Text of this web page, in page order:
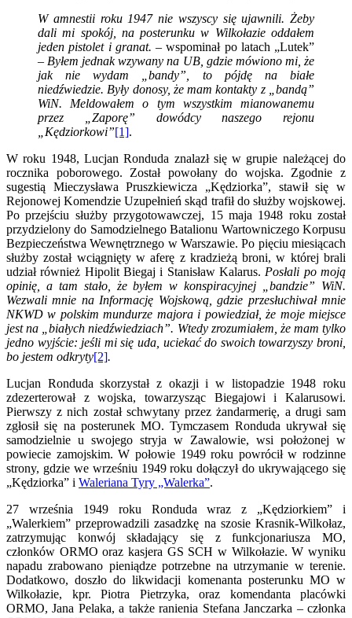
W amnestii roku 1947 nie wszyscy się ujawnili. Żeby
dali mi spokój, na posterunku w Wilkołazie oddałem
jeden pistolet i granat. – wspominał po latach „Lutek”
–Byłem jednak wzywany na UB, gdzie mówiono mi, że
jak nie wydam „bandy”, to pójdę na białe
niedźwiedzie. Były donosy, że mam kontakty z „bandą”
WiN. Meldowałem o tym wszystkim mianowanemu
przez „Zaporę” dowódcy naszego rejonu
„Kędziorkowi”[1].
W roku 1948, Lucjan Ronduda znalazł się w grupie należącej do
rocznika poborowego. Został powołany do wojska. Zgodnie z
sugestią Mieczysława Pruszkiewicza „Kędziorka”, stawił się w
Rejonowej Komendzie Uzupełnień skąd trafił do służby wojskowej.
Po przejściu służby przygotowawczej, 15 maja 1948 roku został
przydzielony do Samodzielnego Batalionu Wartowniczego Korpusu
Bezpieczeństwa Wewnętrznego w Warszawie. Po pięciu miesiącach
służby został wciągnięty w aferę z kradzieżą broni, w której brali
udział również Hipolit Biegaj i Stanisław Kalarus.Posłali po moją
opinię, a tam stało, że byłem w konspiracyjnej „bandzie” WiN.
Wezwali mnie na Informację Wojskową, gdzie przesłuchiwał mnie
NKWD w polskim mundurze majora i powiedział, że moje miejsce
jest na „białych niedźwiedziach”. Wtedy zrozumiałem, że mam tylko
jedno wyjście: jeśli mi się uda, uciekać do swoich towarzyszy broni,
bo jestem odkryty[2].
Lucjan Ronduda skorzystał z okazji i w listopadzie 1948 roku
zdezerterował z wojska, towarzysząc Biegajowi i Kalarusowi.
Pierwszy z nich został schwytany przez żandarmerię, a drugi sam
zgłosił się na posterunek MO. Tymczasem Ronduda ukrywał się
samodzielnie u swojego stryja w Zawalowie, wsi położonej w
powiecie zamojskim. W połowie 1949 roku powrócił w rodzinne
strony, gdzie we wrześniu 1949 roku dołączył do ukrywającego się
„Kędziorka” i Waleriana Tyry „Walerka”.
27 września 1949 roku Ronduda wraz z „Kędziorkiem” i
„Walerkiem” przeprowadzili zasadzkę na szosie Krasnik-Wilkołaz,
zatrzymując konwój składający się z funkcjonariusza MO,
członków ORMO oraz kasjera GS SCH w Wilkołazie. W wyniku
napadu zrabowano pieniądze potrzebne na utrzymanie w terenie.
Dodatkowo, doszło do likwidacji komenanta posterunku MO w
Wilkołazie, kpr. Piotra Pietrzyka, oraz komendanta placówki
ORMO, Jana Pelaka, a także ranienia Stefana Janczarka – członka